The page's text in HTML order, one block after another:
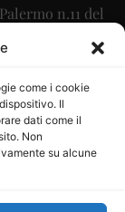
come i cookie
Il
dati come il
Non
su alcune
n.11 del